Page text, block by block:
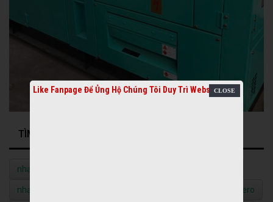
TÌM KIẾM NHIỀU NHẤT
nhạc quê hương
nhạc vàng mp3 nhạc bolero
Like Fanpage Để Ủng Hộ Chúng Tôi Duy Trì Website